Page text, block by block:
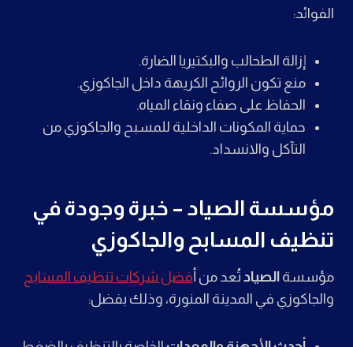
الفوائد:
إزالة الطحالب والبكتيريا الضارة.
منع تكون الروائح الكريهة داخل الجاكوزي.
الحفاظ على صفاء ونقاء المياه.
حماية المكونات الداخلية للمسبح والجاكوزي من
التآكل والانسداد.
مؤسسة الصياد – خبرة وجودة في
تنظيف المسابح والجاكوزي
مؤسسة الصياد تُعد من أ فضل شركات تنظيف المسابح
والجاكوزي في المدينة المنورة، وذلك بفضل: